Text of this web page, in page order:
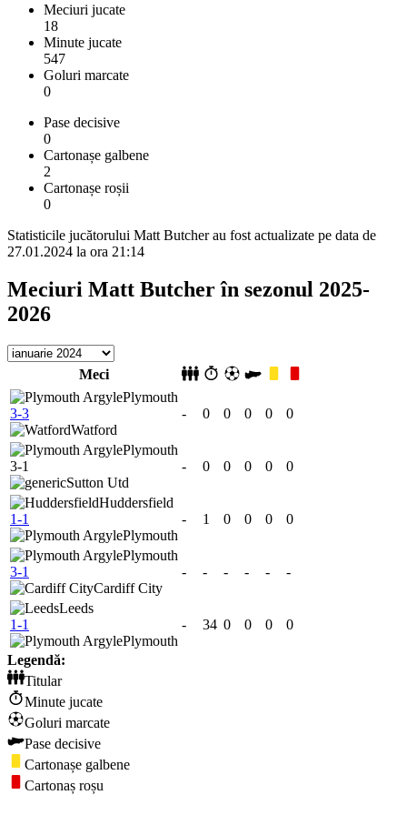
Meciuri jucate
18
Minute jucate
547
Goluri marcate
0
Pase decisive
0
Cartonașe galbene
2
Cartonașe roșii
0
Statisticile jucătorului Matt Butcher au fost actualizate pe data de
27.01.2024 la ora 21:14
Meciuri Matt Butcher în sezonul 2025-
2026
Meci
Plymouth
3-3
Watford
- 0 0 0 0 0
Plymouth
3-1
Sutton Utd
- 0 0 0 0 0
Huddersfield
1-1
Plymouth
- 1 0 0 0 0
Plymouth
3-1
Cardiff City
- - - - - -
Leeds
1-1
Plymouth
- 34 0 0 0 0
Legendă:
Titular
Minute jucate
Goluri marcate
Pase decisive
Cartonașe galbene
Cartonaș roșu